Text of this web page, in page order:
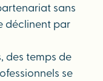
sans
déclinent par
des temps de
se